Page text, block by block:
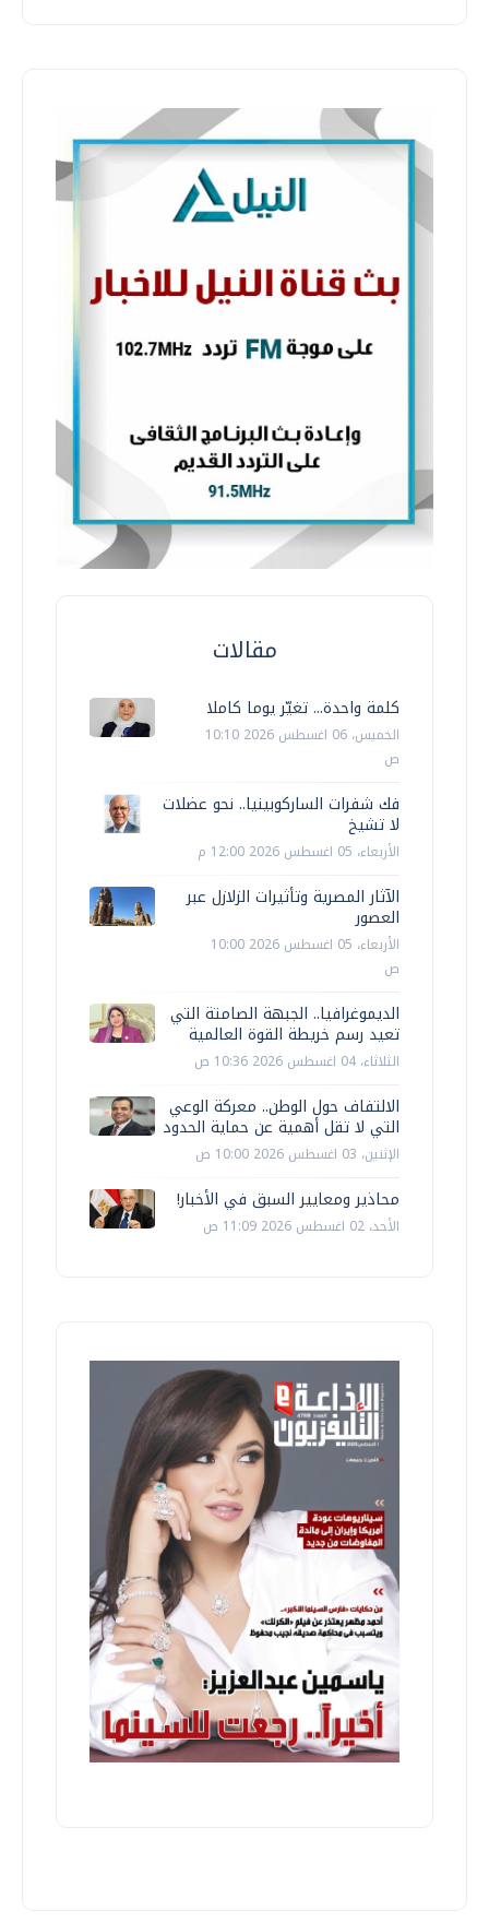
مقالات
كلمة واحدة... تغيّر يوما كاملا
الخميس، 06 اغسطس 2026 10:10
ص
فك شفرات الساركوبينيا.. نحو عضلات
لا تشيخ
الأربعاء، 05 اغسطس 2026 12:00 م
الآثار المصرية وتأثيرات الزلازل عبر
العصور
الأربعاء، 05 اغسطس 2026 10:00
ص
الديموغرافيا.. الجبهة الصامتة التي
تعيد رسم خريطة القوة العالمية
الثلاثاء، 04 اغسطس 2026 10:36 ص
الالتفاف حول الوطن.. معركة الوعي
التي لا تقل أهمية عن حماية الحدود
الإثنين، 03 اغسطس 2026 10:00 ص
محاذير ومعايير السبق في الأخبار!
الأحد، 02 اغسطس 2026 11:09 ص